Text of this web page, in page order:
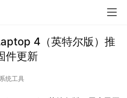
4（英特尔版）推
件更新
系统工具